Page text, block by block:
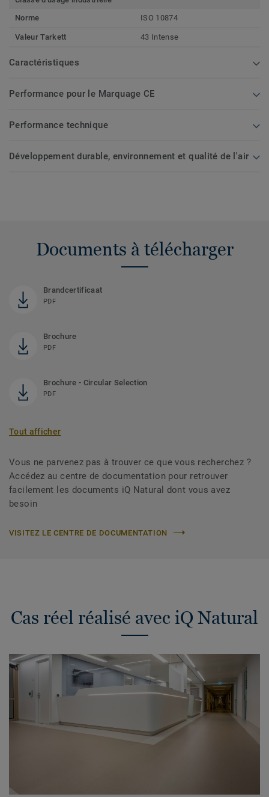
Norme
ISO 10874
Valeur Tarkett 43 Intense
Caractéristiques
Performance pour le Marquage CE
Performance technique
Développement durable, environnement et qualité de l'air
Documents à télécharger
Brandcertificaat
PDF
Brochure
PDF
Brochure - Circular Selection
PDF
Tout afficher
Vous ne parvenez pas à trouver ce que vous recherchez ?
Accédez au centre de documentation pour retrouver
facilement les documents iQ Natural dont vous avez
besoin
VISITEZ LE CENTRE DE DOCUMENTATION
Cas réel réalisé avec iQ Natural